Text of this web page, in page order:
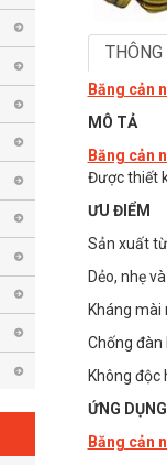
Băng cản
MÔ TẢ
Băng cản
Được thiết
ƯU ĐIỂM
Sản xuất
Dẻo, nhẹ
Kháng
Chống đàn
Không độc
ỨNG DỤNG
Băng cản